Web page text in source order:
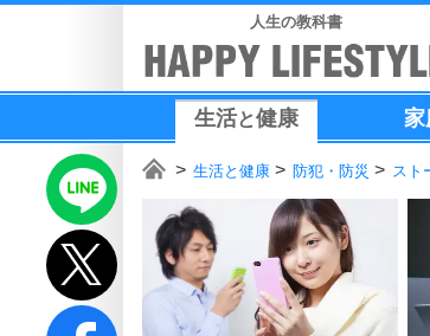
人生の教科書
生活と健康 家
生活と健康 防犯・防災 スト